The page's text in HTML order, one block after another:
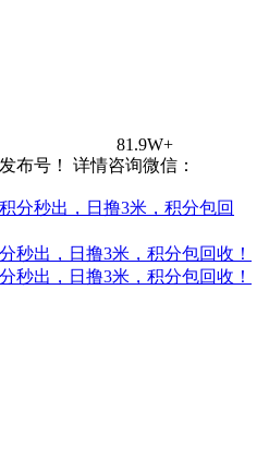
81.9W+
布号！ 详情咨询微信：
秒出，日撸3米，积分包回收！
秒出，日撸3米，积分包回收！